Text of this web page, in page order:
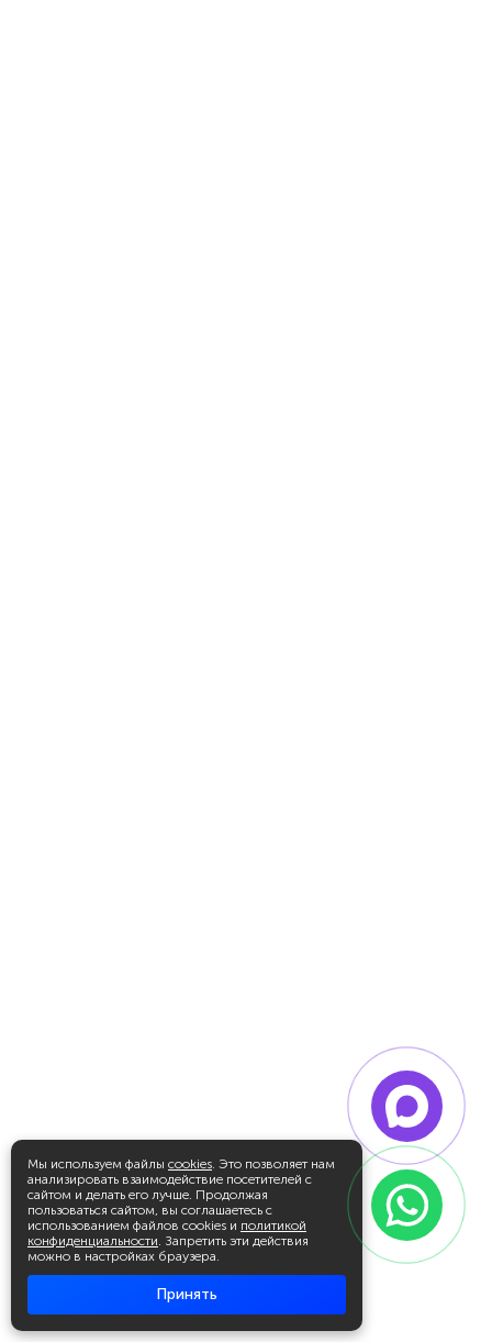
Мы используем файлы cookies. Это позволяет нам
анализировать взаимодействие посетителей с
сайтом и делать его лучше. Продолжая
пользоваться сайтом, вы соглашаетесь с
использованием файлов cookies и политикой
конфиденциальности. Запретить эти действия
можно в настройках браузера.
Принять